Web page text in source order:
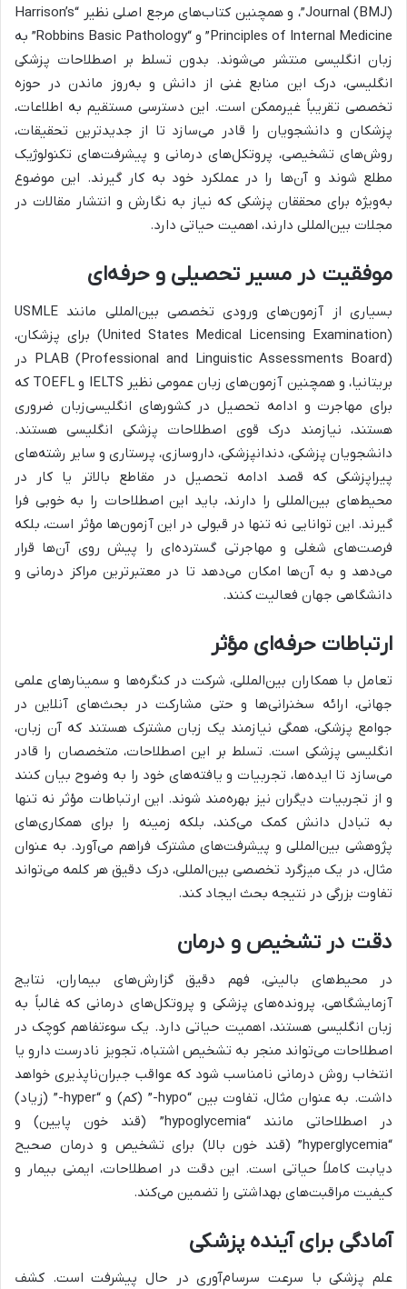
Journal (BMJ)”، و همچنین کتاب‌های مرجع اصلی نظیر “Harrison’s
Principles of Internal Medicine” و “Robbins Basic Pathology” به
زبان انگلیسی منتشر می‌شوند. بدون تسلط بر اصطلاحات پزشکی
انگلیسی، درک این منابع غنی از دانش و به‌روز ماندن در حوزه
تخصصی تقریباً غیرممکن است. این دسترسی مستقیم به اطلاعات،
پزشکان و دانشجویان را قادر می‌سازد تا از جدیدترین تحقیقات،
روش‌های تشخیصی، پروتکل‌های درمانی و پیشرفت‌های تکنولوژیک
مطلع شوند و آن‌ها را در عملکرد خود به کار گیرند. این موضوع
به‌ویژه برای محققان پزشکی که نیاز به نگارش و انتشار مقالات در
مجلات بین‌المللی دارند، اهمیت حیاتی دارد.
موفقیت در مسیر تحصیلی و حرفه‌ای
بسیاری از آزمون‌های ورودی تخصصی بین‌المللی مانند USMLE
(United States Medical Licensing Examination) برای پزشکان،
PLAB (Professional and Linguistic Assessments Board) در
بریتانیا، و همچنین آزمون‌های زبان عمومی نظیر IELTS و TOEFL که
برای مهاجرت و ادامه تحصیل در کشورهای انگلیسی‌زبان ضروری
هستند، نیازمند درک قوی اصطلاحات پزشکی انگلیسی هستند.
دانشجویان پزشکی، دندانپزشکی، داروسازی، پرستاری و سایر رشته‌های
پیراپزشکی که قصد ادامه تحصیل در مقاطع بالاتر یا کار در
محیط‌های بین‌المللی را دارند، باید این اصطلاحات را به خوبی فرا
گیرند. این توانایی نه تنها در قبولی در این آزمون‌ها مؤثر است، بلکه
فرصت‌های شغلی و مهاجرتی گسترده‌ای را پیش روی آن‌ها قرار
می‌دهد و به آن‌ها امکان می‌دهد تا در معتبرترین مراکز درمانی و
دانشگاهی جهان فعالیت کنند.
ارتباطات حرفه‌ای مؤثر
تعامل با همکاران بین‌المللی، شرکت در کنگره‌ها و سمینارهای علمی
جهانی، ارائه سخنرانی‌ها و حتی مشارکت در بحث‌های آنلاین در
جوامع پزشکی، همگی نیازمند یک زبان مشترک هستند که آن زبان،
انگلیسی پزشکی است. تسلط بر این اصطلاحات، متخصصان را قادر
می‌سازد تا ایده‌ها، تجربیات و یافته‌های خود را به وضوح بیان کنند
و از تجربیات دیگران نیز بهره‌مند شوند. این ارتباطات مؤثر نه تنها
به تبادل دانش کمک می‌کند، بلکه زمینه را برای همکاری‌های
پژوهشی بین‌المللی و پیشرفت‌های مشترک فراهم می‌آورد. به عنوان
مثال، در یک میزگرد تخصصی بین‌المللی، درک دقیق هر کلمه می‌تواند
تفاوت بزرگی در نتیجه بحث ایجاد کند.
دقت در تشخیص و درمان
در محیط‌های بالینی، فهم دقیق گزارش‌های بیماران، نتایج
آزمایشگاهی، پرونده‌های پزشکی و پروتکل‌های درمانی که غالباً به
زبان انگلیسی هستند، اهمیت حیاتی دارد. یک سوءتفاهم کوچک در
اصطلاحات می‌تواند منجر به تشخیص اشتباه، تجویز نادرست دارو یا
انتخاب روش درمانی نامناسب شود که عواقب جبران‌ناپذیری خواهد
داشت. به عنوان مثال، تفاوت بین “hypo-” (کم) و “hyper-” (زیاد)
در اصطلاحاتی مانند “hypoglycemia” (قند خون پایین) و
“hyperglycemia” (قند خون بالا) برای تشخیص و درمان صحیح
دیابت کاملاً حیاتی است. این دقت در اصطلاحات، ایمنی بیمار و
کیفیت مراقبت‌های بهداشتی را تضمین می‌کند.
آمادگی برای آینده پزشکی
علم پزشکی با سرعت سرسام‌آوری در حال پیشرفت است. کشف